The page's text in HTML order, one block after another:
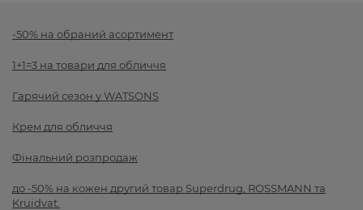
-50% на обраний асортимент
1+1=3 на товари для обличчя
Гарячий сезон у WATSONS
Крем для обличчя
Фінальний розпродаж
до -50% на кожен другий товар Superdrug, ROSSMANN та
Kruidvat.